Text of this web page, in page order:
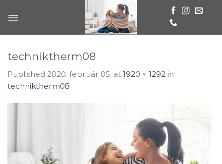
techniktherm08
Published 2020. február 05. at 1920 × 1292 in
techniktherm08